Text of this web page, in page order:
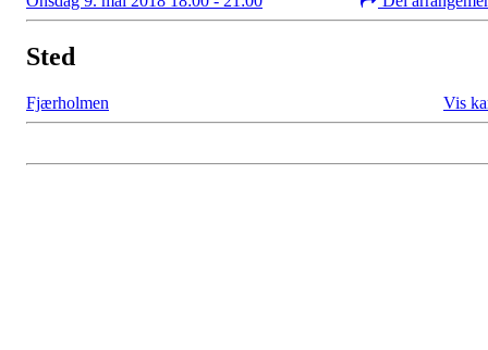
Sted
Fjærholmen Vis